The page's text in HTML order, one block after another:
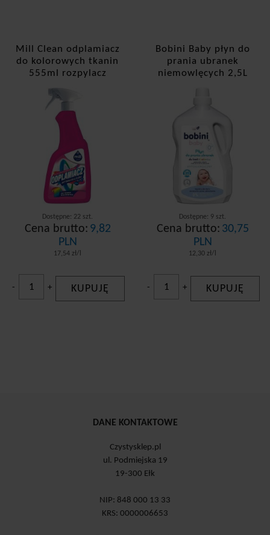
Mill Clean odplamiacz
do kolorowych tkanin
555ml rozpylacz
Dostępne: 22 szt.
Cena brutto: 9,82
PLN
17,54 zł/l
- + KUPUJĘ
Bobini Baby płyn do
prania ubranek
niemowlęcych 2,5L
Dostępne: 9 szt.
Cena brutto: 30,75
PLN
12,30 zł/l
- + KUPUJĘ
DANE KONTAKTOWE
Czystysklep.pl
ul. Podmiejska 19
19-300 Ełk
NIP: 848 000 13 33
KRS: 0000006653